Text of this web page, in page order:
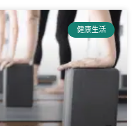
健康生活